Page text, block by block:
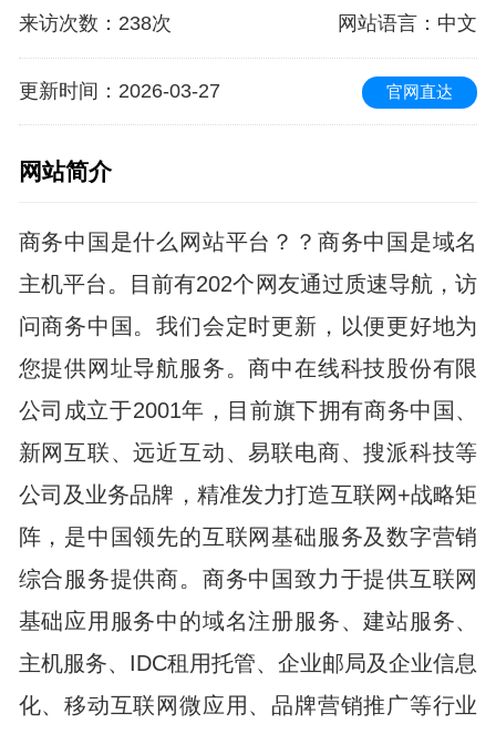
来访次数 ： 238次 网站语言 ：中文
更新时间 ：2026-03-27 官网直达
网站简介
商务中国是什么网站平台？？商务中国是域名
主机平台。目前有202个网友通过质速导航，访
问商务中国。我们会定时更新，以便更好地为
您提供网址导航服务。商中在线科技股份有限
公司成立于2001年，目前旗下拥有商务中国、
新网互联、远近互动、易联电商、搜派科技等
公司及业务品牌，精准发力打造互联网+战略矩
阵，是中国领先的互联网基础服务及数字营销
综合服务提供商。商务中国致力于提供互联网
基础应用服务中的域名注册服务、建站服务、
主机服务、IDC租用托管、企业邮局及企业信息
化、移动互联网微应用、品牌营销推广等行业